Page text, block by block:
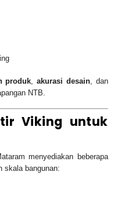
produk ,akurasi desain, dan
NTB.
Viking untuk
menyediakan beberapa
skala bangunan: